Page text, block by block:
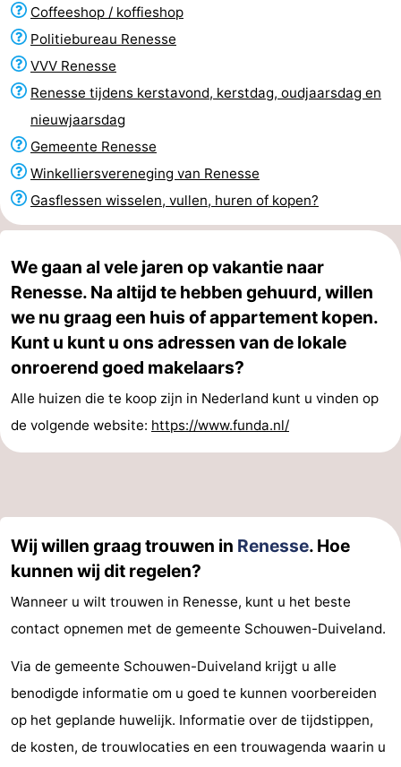
Zélande
Resort
Haamstede
-
Résidence
't
Hof
van
Haamstede
-
Schouwen
-
Schouwse
Valleien
Soeten
Haert
-
Wijde
-
Village
Zeeuwse
Kust
-
Zonnedorp
-
’t
van
Last
Zien
Musea
-
Molens
-
Coffeeshop / koffieshop
Politiebureau Renesse
VVV Renesse
Renesse tijdens kerstavond, kerstdag, oudjaarsdag en
nieuwjaarsdag
Gemeente Renesse
Winkelliersvereneging van Renesse
Gasflessen wisselen, vullen, huren of kopen?
We gaan al vele jaren op vakantie naar
Renesse. Na altijd te hebben gehuurd, willen
we nu graag een huis of appartement kopen.
Kunt u kunt u ons adressen van de lokale
onroerend goed makelaars?
Alle huizen die te koop zijn in Nederland kunt u vinden op
de volgende website: https://www.funda.nl/
Wij willen graag trouwen in Renesse. Hoe
kunnen wij dit regelen?
Wanneer u wilt trouwen in Renesse, kunt u het beste
contact opnemen met de gemeente Schouwen-Duiveland.
Via de gemeente Schouwen-Duiveland krijgt u alle
benodigde informatie om u goed te kunnen voorbereiden
op het geplande huwelijk. Informatie over de tijdstippen,
de kosten, de trouwlocaties en een trouwagenda waarin u